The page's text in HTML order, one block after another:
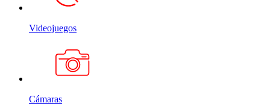
Videojuegos
Cámaras